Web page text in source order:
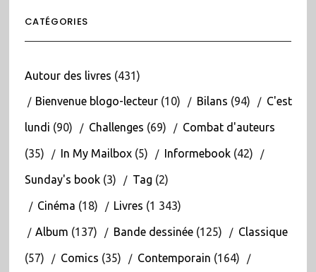
CATÉGORIES
Autour des livres (431)
Bienvenue blogo-lecteur(10) Bilans (94) C'est
lundi (90) Challenges (69) Combat d'auteurs
(35) In My Mailbox(5) Informebook(42)
Sunday's book(3) Tag (2)
Cinéma (18) Livres (1 343)
Album (137) Bande dessinée(125) Classique
(57) Comics (35) Contemporain (164)